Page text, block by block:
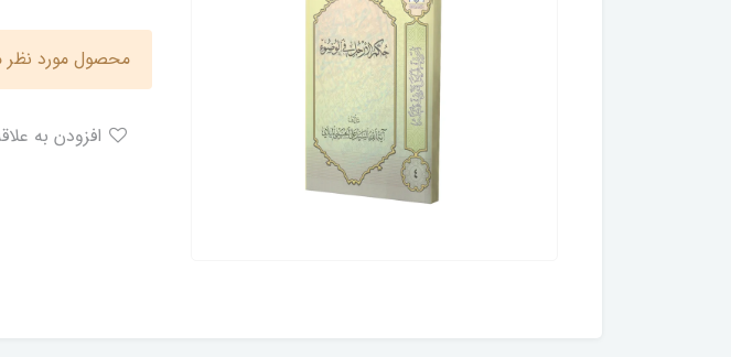
محصول مورد نظر